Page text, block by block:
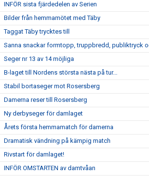
INFÖR sista fjärdedelen av Serien
Bilder från hemmamötet med Täby
Taggat Täby trycktes till
Sanna snackar formtopp, truppbredd, publiktryck
Seger nr 13 av 14 möjliga
B-laget till Nordens största nästa på tur...
Stabil bortaseger mot Rosersberg
Damerna reser till Rosersberg
Ny derbyseger för damlaget
Årets första hemmamatch för damerna
Dramatisk vändning på kämpig match
Rivstart för damlaget!
INFÖR OMSTARTEN av damtvåan